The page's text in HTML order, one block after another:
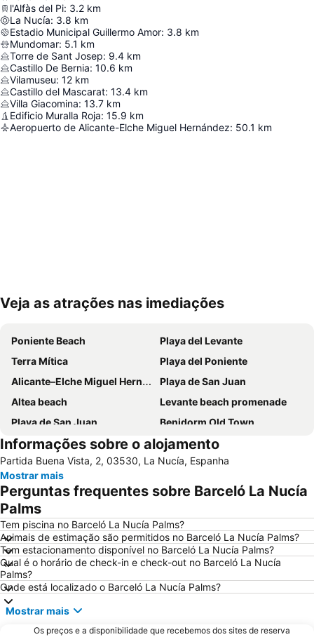
l'Alfàs del Pi: 3.2 km
La Nucía: 3.8 km
Estadio Municipal Guillermo Amor: 3.8 km
Mundomar: 5.1 km
Torre de Sant Josep: 9.4 km
Castillo De Bernia: 10.6 km
Vilamuseu: 12 km
Castillo del Mascarat: 13.4 km
Villa Giacomina: 13.7 km
Edificio Muralla Roja: 15.9 km
Aeropuerto de Alicante-Elche Miguel Hernández: 50.1 km
Ampliar mapa
Veja as atrações nas imediações
Poniente Beach
Playa del Levante
Terra Mítica
Playa del Poniente
Alicante–Elche Miguel Hernández Airport
Playa de San Juan
Altea beach
Levante beach promenade
Playa de San Juan
Benidorm Old Town
Benidorm Palace
Playa Arenal-Bol
Playa
El Postiguet
Estación de autobuses
Centro
Isla de Benidorm
Levante o La Fossa
Festilandia
Aqualandia
Platja de La Cala de Finestrat
Avenida Jaime I
Aqua Natura
Centro
Comunidad Valenciana day
El Portet
Cala Granadella
Raco de Loix
Informações sobre o alojamento
Partida Buena Vista, 2, 03530, La Nucía, Espanha
Mostrar mais
Perguntas frequentes sobre Barceló La Nucía
Palms
Tem piscina no Barceló La Nucía Palms?
Animais de estimação são permitidos no Barceló La Nucía Palms?
Tem estacionamento disponível no Barceló La Nucía Palms?
Qual é o horário de check-in e check-out no Barceló La Nucía
Palms?
Onde está localizado o Barceló La Nucía Palms?
Mostrar mais
Os preços e a disponibilidade que recebemos dos sites de reserva